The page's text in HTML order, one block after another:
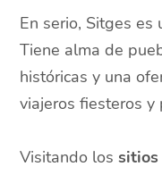
En serio, Sitges es
Tiene alma de
históricas y una
viajeros fiesteros y
Visitando lossitios